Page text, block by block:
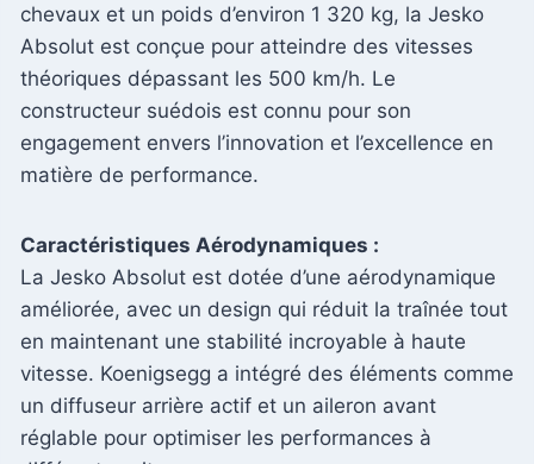
chevaux et un poids d’environ 1 320 kg, la Jesko
Absolut est conçue pour atteindre des vitesses
théoriques dépassant les 500 km/h. Le
constructeur suédois est connu pour son
engagement envers l’innovation et l’excellence en
matière de performance.
Caractéristiques Aérodynamiques :
La Jesko Absolut est dotée d’une aérodynamique
améliorée, avec un design qui réduit la traînée tout
en maintenant une stabilité incroyable à haute
vitesse. Koenigsegg a intégré des éléments comme
un diffuseur arrière actif et un aileron avant
réglable pour optimiser les performances à